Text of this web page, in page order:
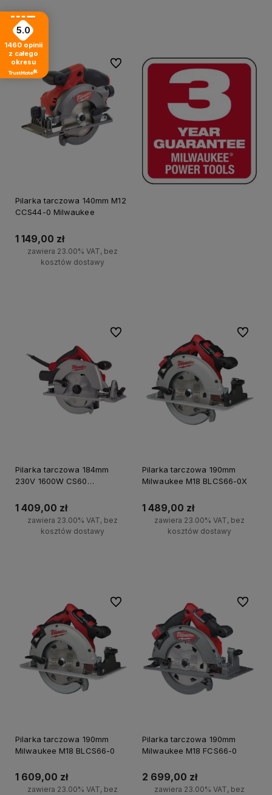
Pilarka tarczowa 140mm M12
CCS44-0 Milwaukee
1 149,00 zł
zawiera 23.00% VAT, bez
kosztów dostawy
Do ulubionych
Pilarka tarczowa 184mm
230V 1600W CS60
1 409,00 zł
zawiera 23.00% VAT, bez
kosztów dostawy
Do ulubionych
Pilarka tarczowa 190mm
Milwaukee M18 BLCS66-0X
1 489,00 zł
zawiera 23.00% VAT, bez
kosztów dostawy
Do
Pilarka tarczowa 190mm
Milwaukee M18 BLCS66-0
1 609,00 zł
zawiera 23.00% VAT, bez
Do ulubionych
Pilarka tarczowa 190mm
Milwaukee M18 FCS66-0
2 699,00 zł
zawiera 23.00% VAT, bez
Do
5.0
1460 opinii
z całego
okresu